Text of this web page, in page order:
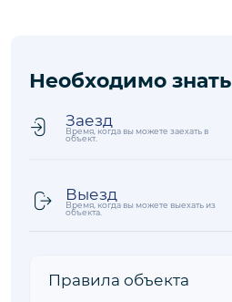
Необходимо знать
Заезд
Время, когда вы можете заехать в
объект.
Выезд
Время, когда вы можете выехать из
объекта.
Правила объекта